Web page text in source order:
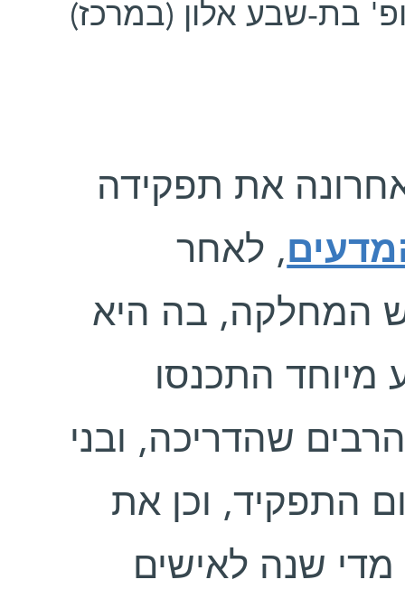
בת-שבע אלון (במרכז)
את תפקידה
, לאחר
המחלקה, בה היא
באירוע מיוחד התכנסו
שהדריכה, ובני
התפקיד, וכן את
שנה לאישים